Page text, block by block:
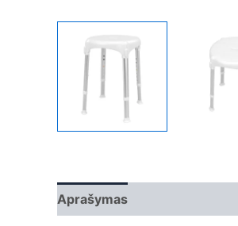
Aprašymas